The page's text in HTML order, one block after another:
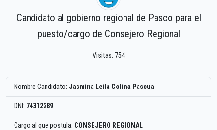
Candidato al gobierno regional de Pasco para el
puesto/cargo de Consejero Regional
Visitas: 754
Nombre Candidato: Jasmina Leila Colina Pascual
DNI: 74312289
Cargo al que postula: CONSEJERO REGIONAL